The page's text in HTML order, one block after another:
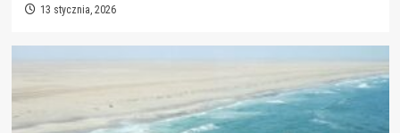
13 stycznia, 2026